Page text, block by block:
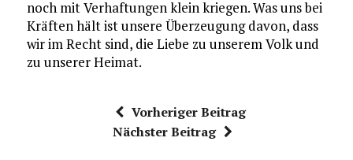
noch mit Verhaftungen klein kriegen. Was uns bei
Kräften hält ist unsere Überzeugung davon, dass
wir im Recht sind, die Liebe zu unserem Volk und
zu unserer Heimat.
Vorheriger Beitrag
Nächster Beitrag